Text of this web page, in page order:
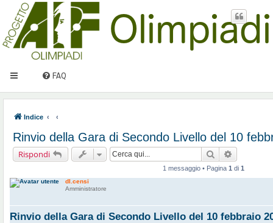
FAQ
Indice
Rinvio della Gara di Secondo Livello del 10
Rispondi Cerca
1 messaggio • Pagina 1 di 1
dl.censi
Amministratore
Rinvio della Gara di Secondo Livello del 10 febbraio